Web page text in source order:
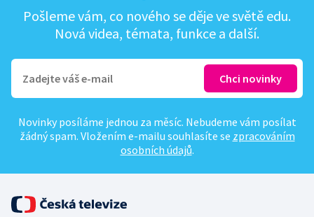
Pošleme vám, co nového se děje ve světě edu.
Nová videa, témata, funkce a další.
Novinky posíláme jednou za měsíc. Nebudeme vám posílat
žádný spam. Vložením e-mailu souhlasíte se zpracováním
osobních údajů.